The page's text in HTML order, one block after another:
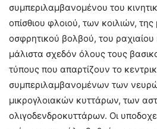
συμπεριλαμβανομένου του
οπίσθιου φλοιού, των κοιλιών,
οσφρητικού βολβού, του ραχιαίου
μάλιστα σχεδόν όλους τους
τύπους που απαρτίζουν το
συμπεριλαμβανομένων των
μικρογλοιακών κυττάρων, των
ολιγοδενδροκυττάρων. Οι